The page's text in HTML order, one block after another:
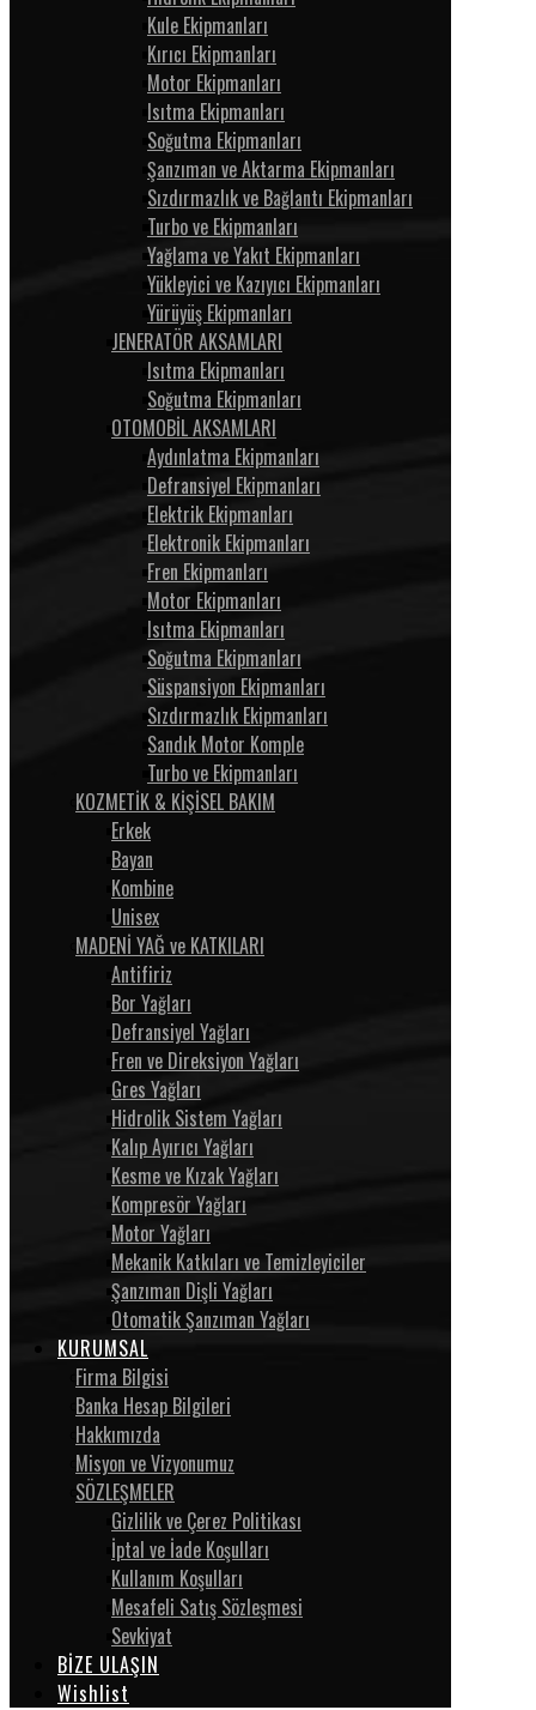
Kule Ekipmanları
Kırıcı Ekipmanları
Motor Ekipmanları
Isıtma Ekipmanları
Soğutma Ekipmanları
Şanzıman ve Aktarma Ekipmanları
Sızdırmazlık ve Bağlantı Ekipmanları
Turbo ve Ekipmanları
Yağlama ve Yakıt Ekipmanları
Yükleyici ve Kazıyıcı Ekipmanları
Yürüyüş Ekipmanları
JENERATÖR AKSAMLARI
Isıtma Ekipmanları
Soğutma Ekipmanları
OTOMOBİL AKSAMLARI
Aydınlatma Ekipmanları
Defransiyel Ekipmanları
Elektrik Ekipmanları
Elektronik Ekipmanları
Fren Ekipmanları
Motor Ekipmanları
Isıtma Ekipmanları
Soğutma Ekipmanları
Süspansiyon Ekipmanları
Sızdırmazlık Ekipmanları
Sandık Motor Komple
Turbo ve Ekipmanları
KOZMETİK & KİŞİSEL BAKIM
Erkek
Bayan
Kombine
Unisex
MADENİ YAĞ ve KATKILARI
Antifiriz
Bor Yağları
Defransiyel Yağları
Fren ve Direksiyon Yağları
Gres Yağları
Hidrolik Sistem Yağları
Kalıp Ayırıcı Yağları
Kesme ve Kızak Yağları
Kompresör Yağları
Motor Yağları
Mekanik Katkıları ve Temizleyiciler
Şanzıman Dişli Yağları
Otomatik Şanzıman Yağları
KURUMSAL
Firma Bilgisi
Banka Hesap Bilgileri
Hakkımızda
Misyon ve Vizyonumuz
SÖZLEŞMELER
Gizlilik ve Çerez Politikası
İptal ve İade Koşulları
Kullanım Koşulları
Mesafeli Satış Sözleşmesi
Sevkiyat
BİZE ULAŞIN
Wishlist